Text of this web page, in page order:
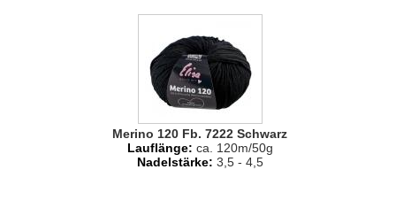
Merino 120 Fb. 7222 Schwarz
Lauflänge: ca. 120m/50g
Nadelstärke: 3,5 - 4,5